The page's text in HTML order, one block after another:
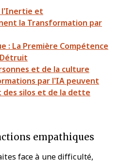
l’Inertie et
la Transformation par
: La Première Compétence
Détruit
et de la culture
par l’IA peuvent
des silos et de la dette
empathiques
face à une difficulté,